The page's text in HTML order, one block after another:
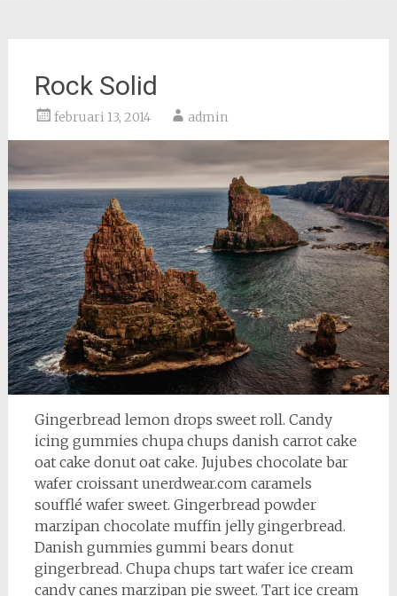
Rock Solid
februari 13, 2014 admin
Gingerbread lemon drops sweet roll. Candy
icing gummies chupa chups danish carrot cake
oat cake donut oat cake. Jujubes chocolate bar
wafer croissant unerdwear.com caramels
soufflé wafer sweet. Gingerbread powder
marzipan chocolate muffin jelly gingerbread.
Danish gummies gummi bears donut
gingerbread. Chupa chups tart wafer ice cream
candy canes marzipan pie sweet. Tart ice cream